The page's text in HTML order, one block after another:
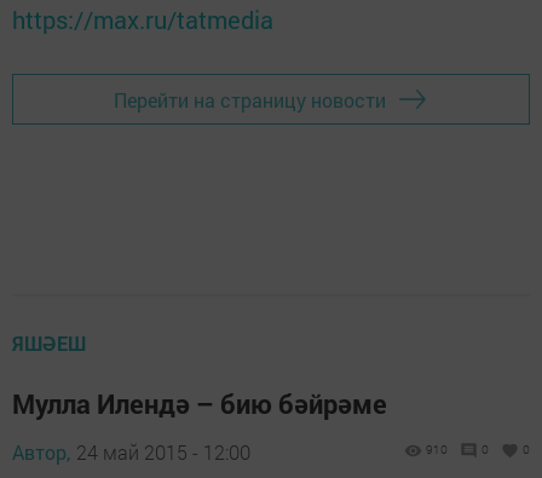
https://max.ru/tatmedia
Перейти на страницу новости
ЯШӘЕШ
Мулла Илендә – бию бәйрәме
Автор, 24 май 2015 - 12:00 910 0 0